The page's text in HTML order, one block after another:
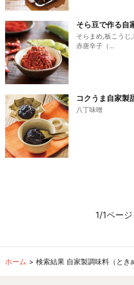
そら豆で作る自
そらまめ,板こうじ
赤唐辛子（…
コクうま自家製
八丁味噌
1/1ページ
ホーム 検索結果 自家製調味料（とき